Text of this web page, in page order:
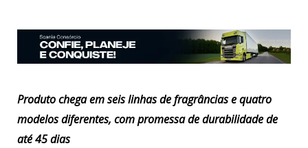
Produto chega em seis linhas de fragrâncias e quatro
modelos diferentes, com promessa de durabilidade de
até 45 dias